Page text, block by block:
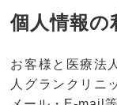
個人情報の
お客様と医療法
人グランクリニ